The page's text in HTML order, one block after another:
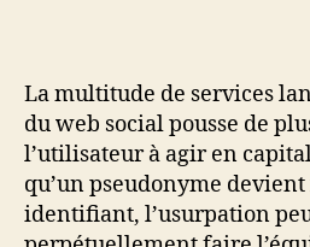
La multitude de services
du web social pousse de
l’utilisateur à agir en
qu’un pseudonyme
identifiant, l’usurpation